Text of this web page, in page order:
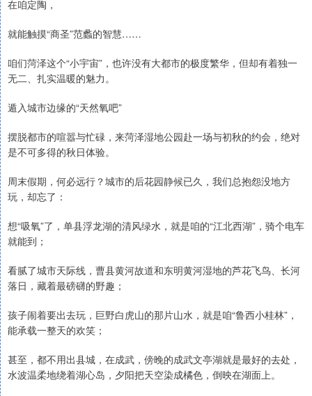
在咱定陶，
就能触摸“商圣”范蠡的智慧……
咱们菏泽这个“小宇宙”，也许没有大都市的极度繁华，但却有着独一
无二、扎实温暖的魅力。
遁入城市边缘的“天然氧吧”
摆脱都市的喧嚣与忙碌，来菏泽湿地公园赴一场与初秋的约会，绝对
是不可多得的秋日体验。
周末假期，何必远行？城市的后花园静候已久，我们总抱怨没地方
玩，却忘了：
想“吸氧”了，单县浮龙湖的清风绿水，就是咱的“江北西湖”，骑个电车
就能到；
看腻了城市天际线，曹县黄河故道和东明黄河湿地的芦花飞鸟、长河
落日，藏着最磅礴的野趣；
孩子闹着要出去玩，巨野白虎山的那片山水，就是咱“鲁西小桂林”，
能承载一整天的欢笑；
甚至，都不用出县城，在成武，傍晚的成武文亭湖就是最好的去处，
水波温柔地绕着湖心岛，夕阳把天空染成橘色，倒映在湖面上。